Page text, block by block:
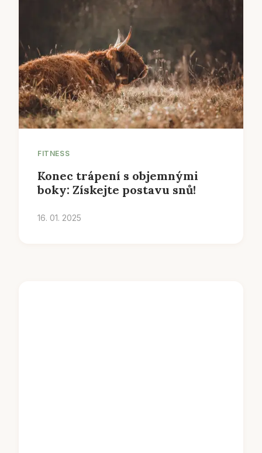
FITNESS
Konec trápení s objemnými
boky: Získejte postavu snů!
16. 01. 2025